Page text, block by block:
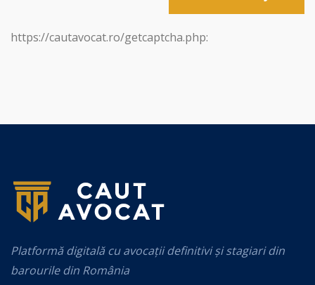
https://cautavocat.ro/getcaptcha.php:
Platformă digitală cu avocații definitivi și stagiari din
barourile din România